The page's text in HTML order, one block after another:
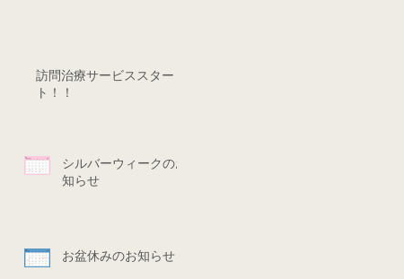
訪問治療サービススター
ト！！
シルバーウィークのお
知らせ
お盆休みのお知らせ